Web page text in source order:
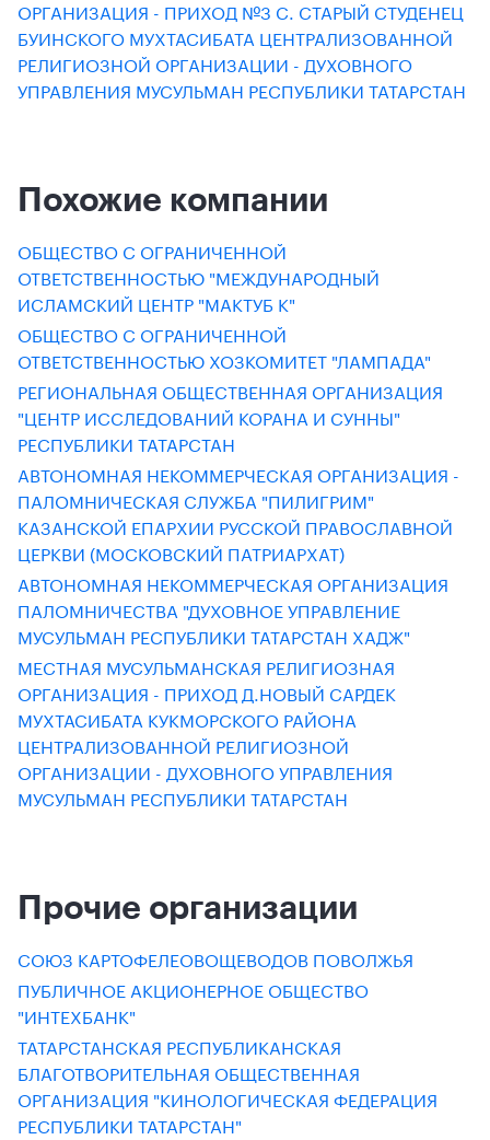
ОРГАНИЗАЦИЯ - ПРИХОД №3 С. СТАРЫЙ СТУДЕНЕЦ
БУИНСКОГО МУХТАСИБАТА ЦЕНТРАЛИЗОВАННОЙ
РЕЛИГИОЗНОЙ ОРГАНИЗАЦИИ - ДУХОВНОГО
УПРАВЛЕНИЯ МУСУЛЬМАН РЕСПУБЛИКИ ТАТАРСТАН
Похожие компании
ОБЩЕСТВО С ОГРАНИЧЕННОЙ
ОТВЕТСТВЕННОСТЬЮ "МЕЖДУНАРОДНЫЙ
ИСЛАМСКИЙ ЦЕНТР "МАКТУБ К"
ОБЩЕСТВО С ОГРАНИЧЕННОЙ
ОТВЕТСТВЕННОСТЬЮ ХОЗКОМИТЕТ "ЛАМПАДА"
РЕГИОНАЛЬНАЯ ОБЩЕСТВЕННАЯ ОРГАНИЗАЦИЯ
"ЦЕНТР ИССЛЕДОВАНИЙ КОРАНА И СУННЫ"
РЕСПУБЛИКИ ТАТАРСТАН
АВТОНОМНАЯ НЕКОММЕРЧЕСКАЯ ОРГАНИЗАЦИЯ -
ПАЛОМНИЧЕСКАЯ СЛУЖБА "ПИЛИГРИМ"
КАЗАНСКОЙ ЕПАРХИИ РУССКОЙ ПРАВОСЛАВНОЙ
ЦЕРКВИ (МОСКОВСКИЙ ПАТРИАРХАТ)
АВТОНОМНАЯ НЕКОММЕРЧЕСКАЯ ОРГАНИЗАЦИЯ
ПАЛОМНИЧЕСТВА "ДУХОВНОЕ УПРАВЛЕНИЕ
МУСУЛЬМАН РЕСПУБЛИКИ ТАТАРСТАН ХАДЖ"
МЕСТНАЯ МУСУЛЬМАНСКАЯ РЕЛИГИОЗНАЯ
ОРГАНИЗАЦИЯ - ПРИХОД Д.НОВЫЙ САРДЕК
МУХТАСИБАТА КУКМОРСКОГО РАЙОНА
ЦЕНТРАЛИЗОВАННОЙ РЕЛИГИОЗНОЙ
ОРГАНИЗАЦИИ - ДУХОВНОГО УПРАВЛЕНИЯ
МУСУЛЬМАН РЕСПУБЛИКИ ТАТАРСТАН
Прочие организации
СОЮЗ КАРТОФЕЛЕОВОЩЕВОДОВ ПОВОЛЖЬЯ
ПУБЛИЧНОЕ АКЦИОНЕРНОЕ ОБЩЕСТВО
"ИНТЕХБАНК"
ТАТАРСТАНСКАЯ РЕСПУБЛИКАНСКАЯ
БЛАГОТВОРИТЕЛЬНАЯ ОБЩЕСТВЕННАЯ
ОРГАНИЗАЦИЯ "КИНОЛОГИЧЕСКАЯ ФЕДЕРАЦИЯ
РЕСПУБЛИКИ ТАТАРСТАН"